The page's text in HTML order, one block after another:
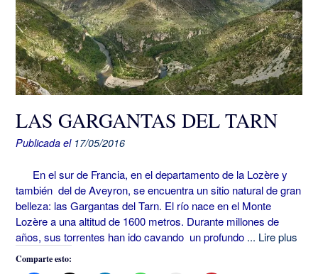
LAS GARGANTAS DEL TARN
Publicada el 17/05/2016
En el sur de Francia, en el departamento de la Lozère y
también del de Aveyron, se encuentra un sitio natural de gran
belleza: las Gargantas del Tarn. El río nace en el Monte
Lozère a una altitud de 1600 metros. Durante millones de
años, sus torrentes han ido cavando un profundo ... Lire plus
Comparte esto: